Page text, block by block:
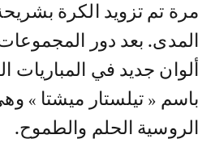
مرة تم تزويد الكرة
المدى. بعد دور
باسم « تيلستار ميشتا »
الروسية الحلم والطموح.